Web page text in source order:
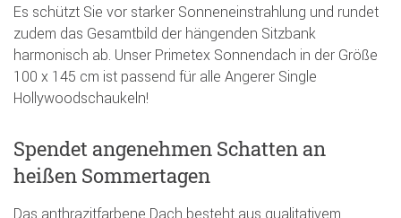
Es schützt Sie vor starker Sonneneinstrahlung und rundet
zudem das Gesamtbild der hängenden Sitzbank
harmonisch ab. Unser Primetex Sonnendach in der Größe
100 x 145 cm ist passend für alle Angerer Single
Hollywoodschaukeln!
Spendet angenehmen Schatten an
heißen Sommertagen
Das anthrazitfarbene Dach besteht aus qualitativem